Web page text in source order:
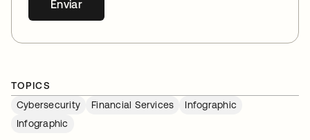
Enviar
TOPICS
Cybersecurity
Financial Services
Infographic
Infographic